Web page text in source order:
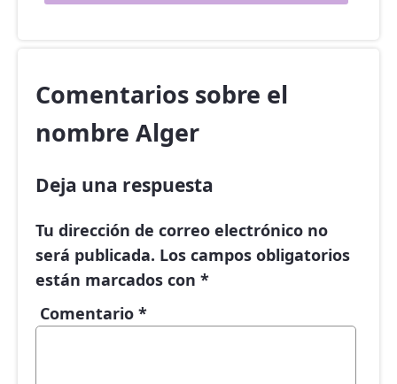
Comentarios sobre el
nombre Alger
Deja una respuesta
Tu dirección de correo electrónico no
será publicada. Los campos obligatorios
están marcados con *
Comentario *